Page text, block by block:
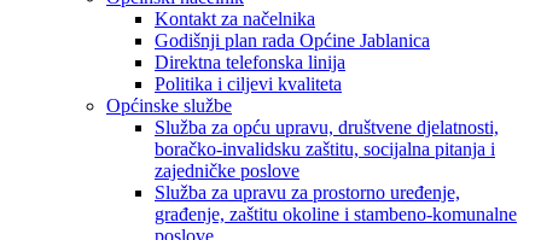
Kontakt za načelnika
Godišnji plan rada Općine Jablanica
Direktna telefonska linija
Politika i ciljevi kvaliteta
Općinske službe
Služba za opću upravu, društvene djelatnosti,
boračko-invalidsku zaštitu, socijalna pitanja i
zajedničke poslove
Služba za upravu za prostorno uređenje,
građenje, zaštitu okoline i stambeno-komunalne
poslove